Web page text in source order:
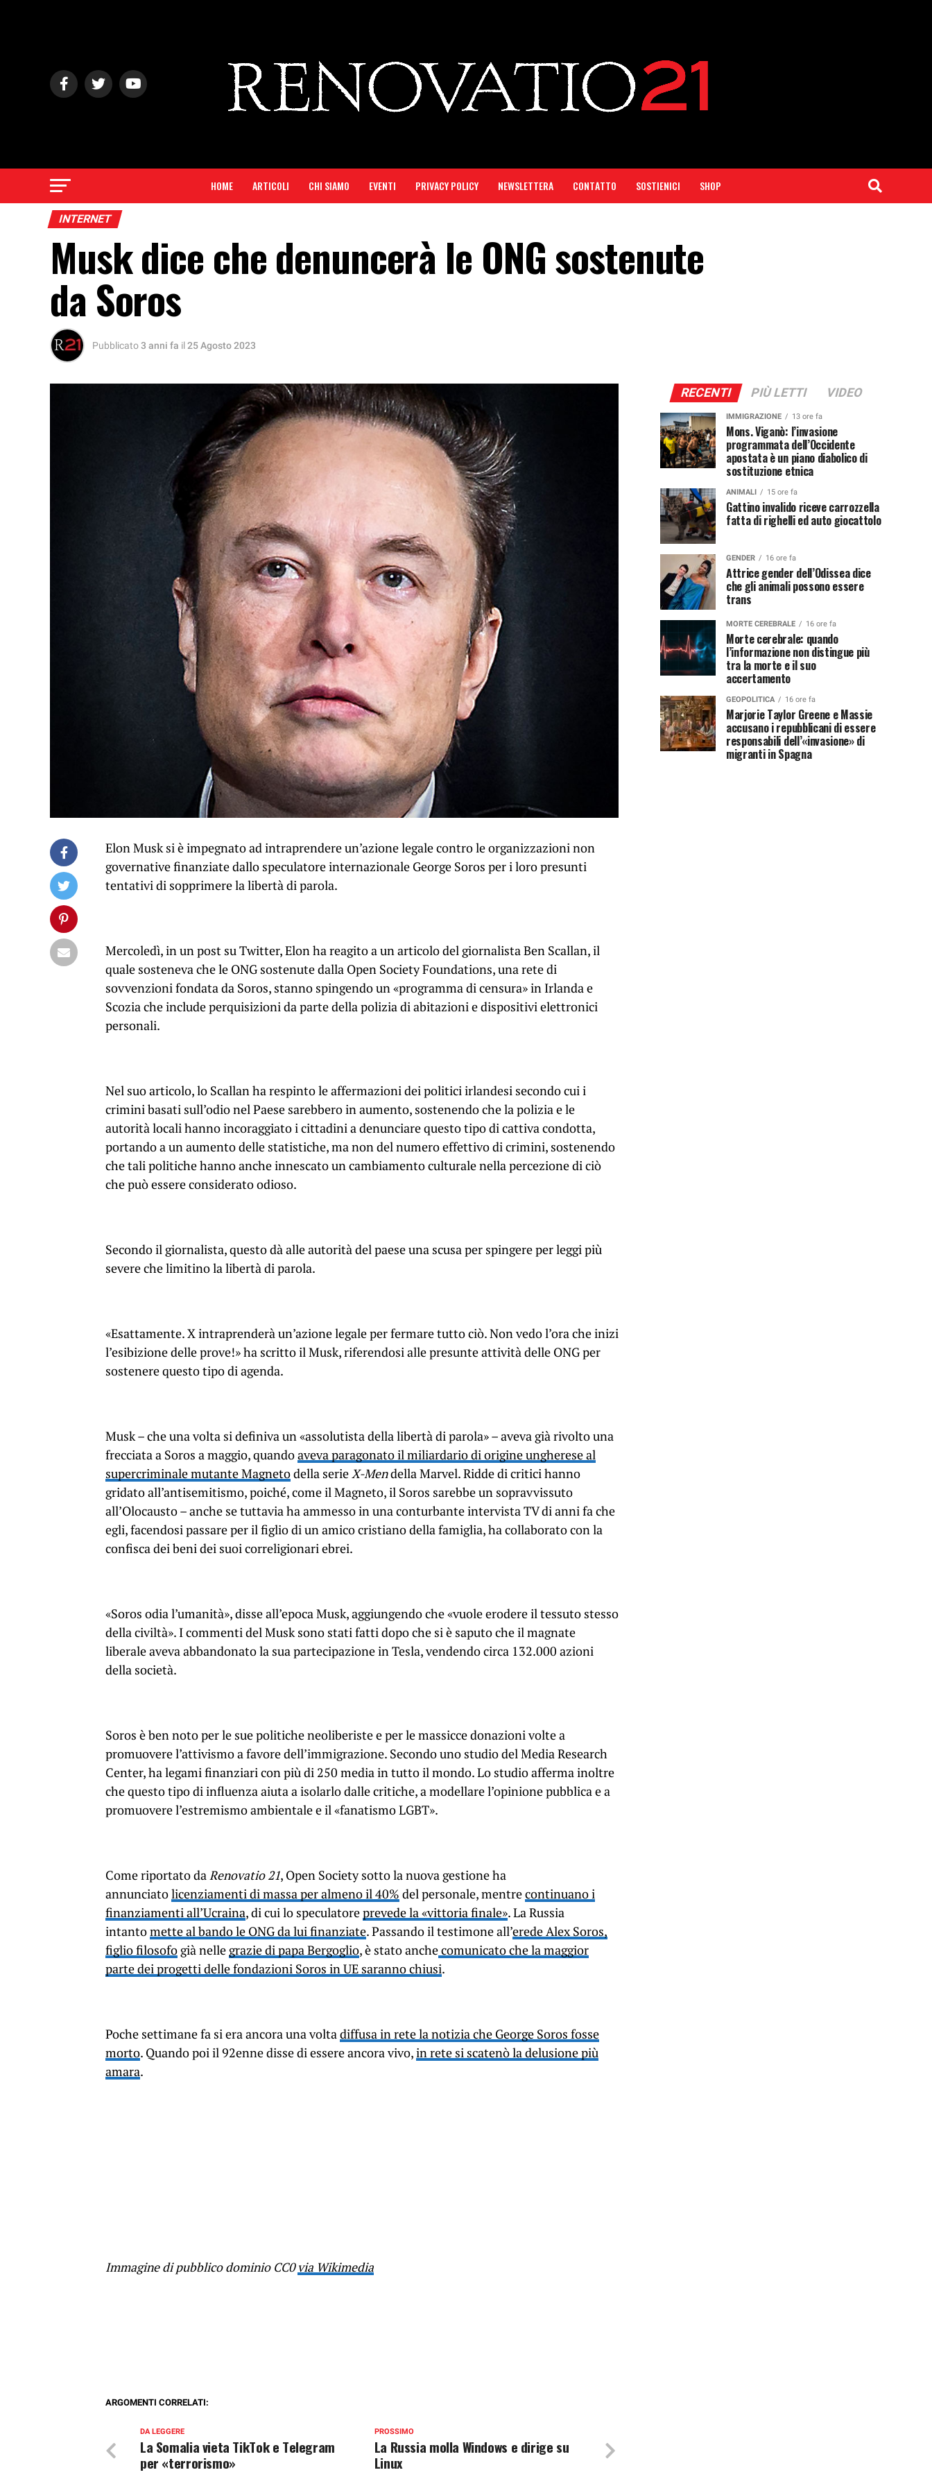
HOME ARTICOLI CHI SIAMO EVENTI PRIVACY POLICY NEWSLETTERA CONTATTO SOSTIENICI SHOP
INTERNET
Musk dice che denuncerà le ONG sostenute
da Soros
Pubblicato3 anni fa il25 Agosto 2023
Elon Musk si è impegnato ad intraprendere un’azione legale contro le organizzazioni non
governative finanziate dallo speculatore internazionale George Soros per i loro presunti
tentativi di sopprimere la libertà di parola.
Mercoledì, in un post su Twitter, Elon ha reagito a un articolo del giornalista Ben Scallan, il
quale sosteneva che le ONG sostenute dalla Open Society Foundations, una rete di
sovvenzioni fondata da Soros, stanno spingendo un «programma di censura» in Irlanda e
Scozia che include perquisizioni da parte della polizia di abitazioni e dispositivi elettronici
personali.
Nel suo articolo, lo Scallan ha respinto le affermazioni dei politici irlandesi secondo cui i
crimini basati sull’odio nel Paese sarebbero in aumento, sostenendo che la polizia e le
autorità locali hanno incoraggiato i cittadini a denunciare questo tipo di cattiva condotta,
portando a un aumento delle statistiche, ma non del numero effettivo di crimini, sostenendo
che tali politiche hanno anche innescato un cambiamento culturale nella percezione di ciò
che può essere considerato odioso.
Secondo il giornalista, questo dà alle autorità del paese una scusa per spingere per leggi più
severe che limitino la libertà di parola.
«Esattamente. X intraprenderà un’azione legale per fermare tutto ciò. Non vedo l’ora che inizi
l’esibizione delle prove!» ha scritto il Musk, riferendosi alle presunte attività delle ONG per
sostenere questo tipo di agenda.
Musk – che una volta si definiva un «assolutista della libertà di parola» – aveva già rivolto una
frecciata a Soros a maggio, quandoaveva paragonato il miliardario di origine ungherese al
supercriminale mutante Magnetodella serieX-Mendella Marvel. Ridde di critici hanno
gridato all’antisemitismo, poiché, come il Magneto, il Soros sarebbe un sopravvissuto
all’Olocausto – anche se tuttavia ha ammesso in una conturbante intervista TV di anni fa che
egli, facendosi passare per il figlio di un amico cristiano della famiglia, ha collaborato con la
confisca dei beni dei suoi correligionari ebrei.
«Soros odia l’umanità», disse all’epoca Musk, aggiungendo che «vuole erodere il tessuto stesso
della civiltà». I commenti del Musk sono stati fatti ​​dopo che si è saputo che il magnate
liberale aveva abbandonato la sua partecipazione in Tesla, vendendo circa 132.000 azioni
della società.
Soros è ben noto per le sue politiche neoliberiste e per le massicce donazioni volte a
promuovere l’attivismo a favore dell’immigrazione. Secondo uno studio del Media Research
Center, ha legami finanziari con più di 250 media in tutto il mondo. Lo studio afferma inoltre
che questo tipo di influenza aiuta a isolarlo dalle critiche, a modellare l’opinione pubblica e a
promuovere l’estremismo ambientale e il «fanatismo LGBT».
Come riportato daRenovatio 21, Open Society sotto la nuova gestione ha
annunciatolicenziamenti di massa per almeno il 40% del personale, mentrecontinuano i
finanziamenti all’Ucraina, di cui lo speculatoreprevede la «vittoria finale». La Russia
intantomette al bando le ONG da lui finanziate. Passando il testimone all’erede Alex Soros,
figlio filosofo già nelle grazie di papa Bergoglio, è stato anchecomunicato che la maggior
parte dei progetti delle fondazioni Soros in UE saranno chiusi.
Poche settimane fa si era ancora una voltadiffusa in rete la notizia che George Soros fosse
morto. Quando poi il 92enne disse di essere ancora vivo,in rete si scatenò la delusione più
amara.
Immagine di pubblico dominio CC0via Wikimedia
ARGOMENTI CORRELATI:
PROSSIMO
La Russia molla Windows e dirige su
Linux
DA LEGGERE
La Somalia vieta TikTok e Telegram
per «terrorismo»
RECENTI PIÙ LETTI VIDEO
IMMIGRAZIONE 13 ore fa
Mons. Viganò: l’invasione
programmata dell’Occidente
apostata è un piano diabolico di
sostituzione etnica
ANIMALI 15 ore fa
Gattino invalido riceve carrozzella
fatta di righelli ed auto giocattolo
GENDER 16 ore fa
Attrice gender dell’Odissea dice
che gli animali possono essere
trans
MORTE CEREBRALE 16 ore fa
Morte cerebrale: quando
l’informazione non distingue più
tra la morte e il suo
accertamento
GEOPOLITICA 16 ore fa
Marjorie Taylor Greene e Massie
accusano i repubblicani di essere
responsabili dell’«invasione» di
migranti in Spagna